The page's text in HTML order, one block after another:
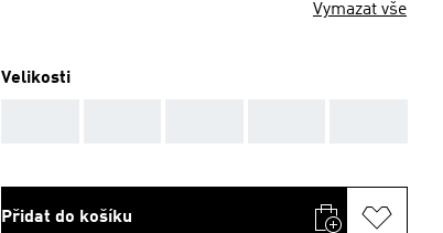
Vymazat vše
Velikosti
Přidat do košíku